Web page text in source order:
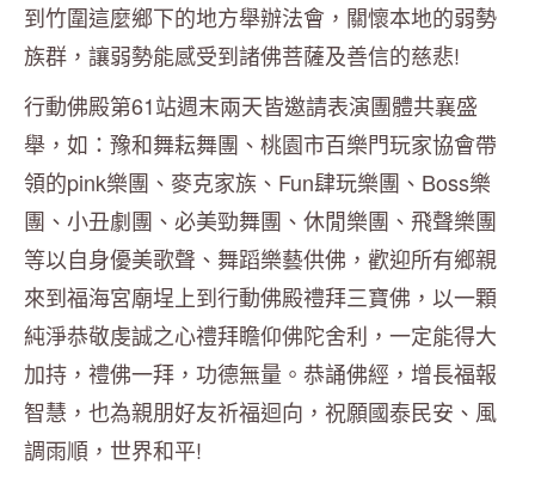
到竹圍這麼鄉下的地方舉辦法會，關懷本地的弱勢
族群，讓弱勢能感受到諸佛菩薩及善信的慈悲!
行動佛殿第61站週末兩天皆邀請表演團體共襄盛
舉，如：豫和舞耘舞團、桃園市百樂門玩家協會帶
領的pink樂團、麥克家族、Fun肆玩樂團、Boss樂
團、小丑劇團、必美勁舞團、休閒樂團、飛聲樂團
等以自身優美歌聲、舞蹈樂藝供佛，歡迎所有鄉親
來到福海宮廟埕上到行動佛殿禮拜三寶佛，以一顆
純淨恭敬虔誠之心禮拜瞻仰佛陀舍利，一定能得大
加持，禮佛一拜，功德無量。恭誦佛經，增長福報
智慧，也為親朋好友祈福迴向，祝願國泰民安、風
調雨順，世界和平!